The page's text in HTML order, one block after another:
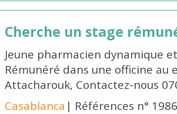
Cherche un stage
Jeune pharmacien dynamique
Rémunéré dans une officine au
Attacharouk, Contactez-nous
Casablanca | Références n°